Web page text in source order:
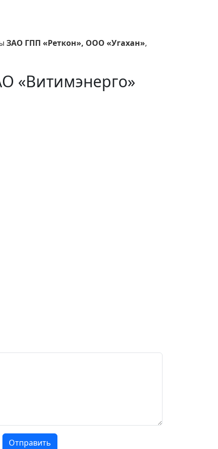
ЗАО ГПП «Реткон», ООО «Угахан»,
«Витимэнерго»
Отправить